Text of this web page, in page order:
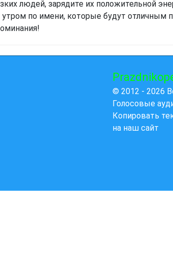
людей, зарядите их положительной
по имени, которые будут отличным
© 2012 - 2026
Голосовые
Копировать
на наш сайт